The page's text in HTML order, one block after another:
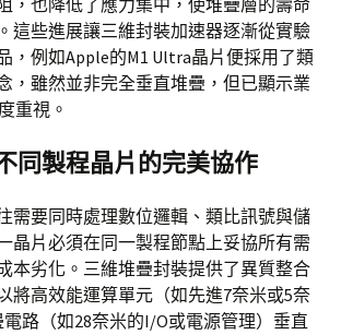
，也降低了應力集中，使堆疊層的壽命
這些進展讓三維封裝加速器逐漸從實驗
，例如Apple的M1 Ultra晶片便採用了類
，雖然並非完全垂直堆疊，但已顯示業
重視。
同製程晶片的完美協作
需要同時處理數位邏輯、類比訊號與儲
晶片必須在同一製程節點上妥協所有需
本劣化。三維堆疊封裝提供了異質整合
將高效能運算單元（如先進7奈米或5奈
電路（如28奈米的I/O或電源管理）垂直